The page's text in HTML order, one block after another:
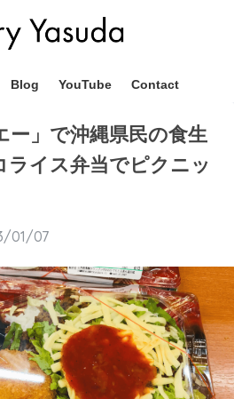
Blog YouTube Contact
ー」で沖縄県民の食生
ライス弁当でピクニッ
01/07